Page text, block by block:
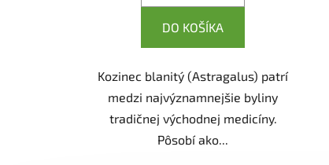
DO KOŠÍKA
Kozinec blanitý (Astragalus) patrí
medzi najvýznamnejšie byliny
tradičnej východnej medicíny.
Pôsobí ako...